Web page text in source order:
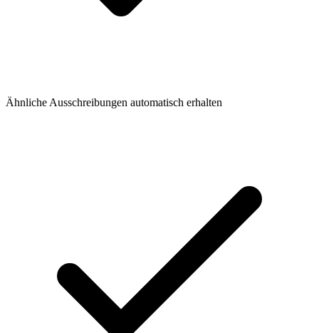
Ähnliche Ausschreibungen automatisch erhalten